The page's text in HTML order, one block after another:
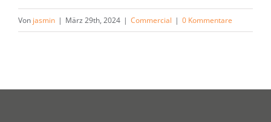
Von jasmin | März 29th, 2024 | Commercial | 0 Kommentare